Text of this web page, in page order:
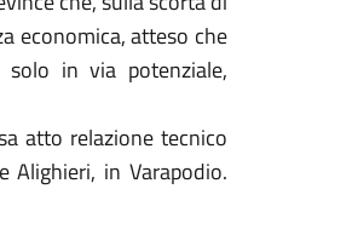
economica, atteso che
in via potenziale,
atto relazione tecnico
Alighieri, in Varapodio.